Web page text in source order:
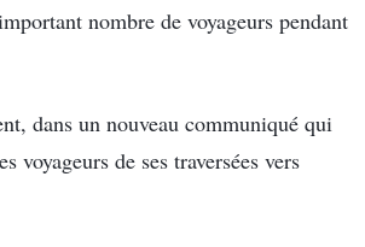
nombre de voyageurs pendant
dans un nouveau communiqué qui
voyageurs de ses traversées vers